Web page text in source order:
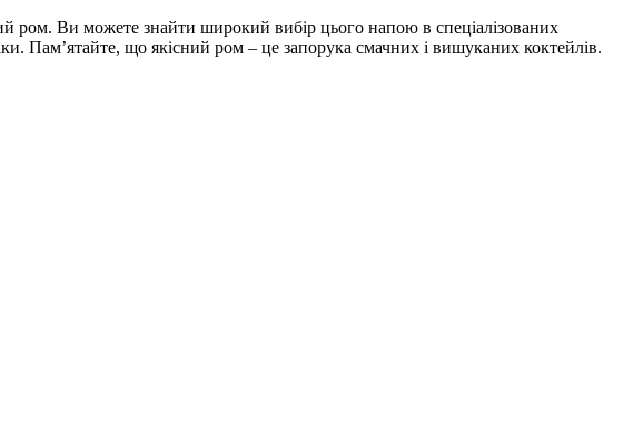
ром. Ви можете знайти широкий вибір цього напою в спеціалізованих
Пам’ятайте, що якісний ром – це запорука смачних і вишуканих коктейлів.